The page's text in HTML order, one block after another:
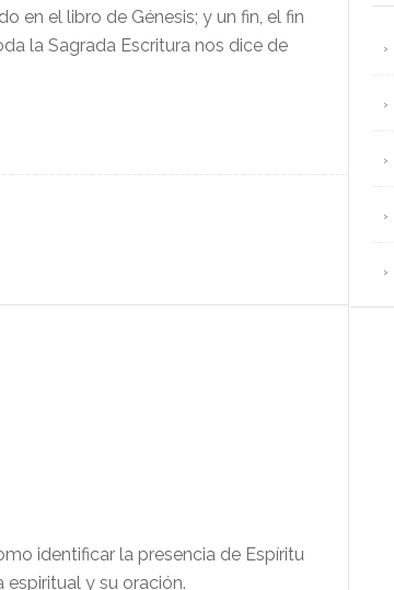
en el libro de Génesis; y un fin, el fin
la Sagrada Escritura nos dice de
identificar la presencia de Espíritu
espiritual y su oración.